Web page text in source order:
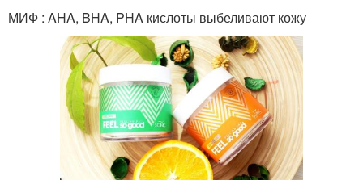
МИФ : AHA, BHA, PHA кислоты выбеливают кожу